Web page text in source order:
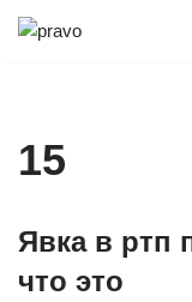
15
Явка в ртп
что это